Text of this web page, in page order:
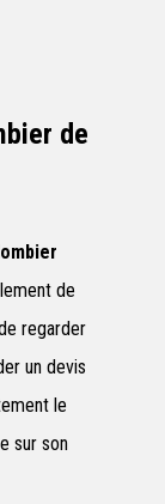
de
de
regarder
un devis
le
sur son